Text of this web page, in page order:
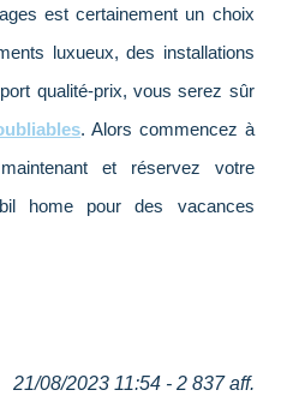
est certainement un choix
luxueux, des installations
qualité-prix, vous serez sûr
. Alors commencez à
et réservez votre
home pour des vacances
21/08/2023 11:54 - 2 837 aff.